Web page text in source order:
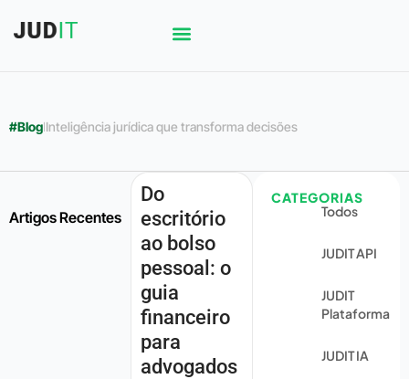
#BloglInteligência jurídica que transforma decisões
Artigos Recentes
Do
escritório
ao bolso
pessoal: o
guia
financeiro
para
advogados
CATEGORIAS
Todos
JUDIT API
JUDIT
Plataforma
JUDIT IA